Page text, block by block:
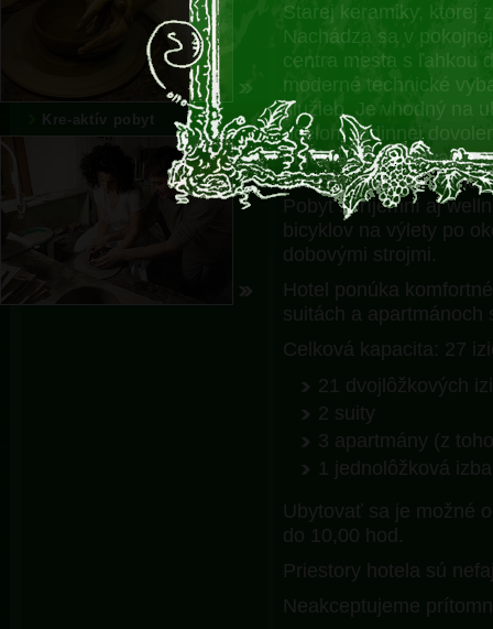
Starej keramiky, ktorej
Nachádza sa v
centra mesta s ľahkou
moderné technické
služieb. Je vhodný na
účelom rodinnej
objektu sú parkovacie
podzemná garáž s
Pobyt spríjemní aj
dobovými strojmi.
Hotel ponúka
suitách a
Celková kapacita: 27
21 dvojlôžkových
2 suity
3 apartmány (z
1 jednolôžková
Ubytovať sa je možné
do 10,00 hod.
Priestory hotela sú
Neakceptujeme